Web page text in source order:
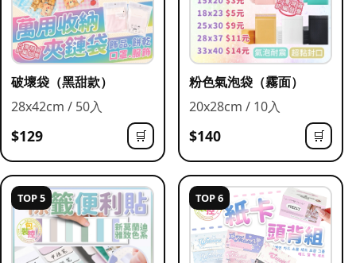
破壞袋（黑甜款）
28x42cm / 50入
$129 🛒
粉色氣泡袋（霧面）
20x28cm / 10入
$140 🛒
TOP 5 TOP 6